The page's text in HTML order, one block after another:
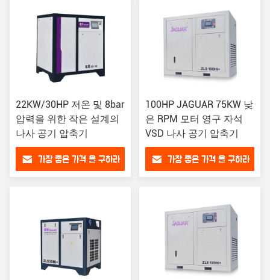
22KW/30HP 저온 및 8bar
압력을 위한 작은 설계의
나사 공기 압축기
가장 좋은 가격 을 구하라
100HP JAGUAR 75KW 낮
은 RPM 모터 영구 자석
VSD 나사 공기 압축기
가장 좋은 가격 을 구하라